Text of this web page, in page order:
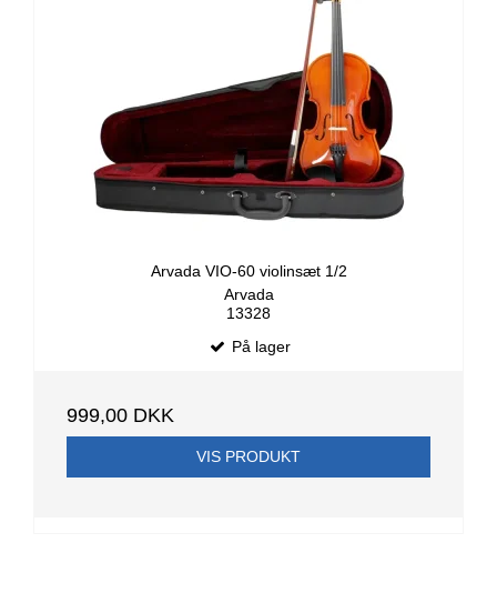
Arvada VIO-60 violinsæt 1/2
Arvada
13328
På lager
999,00 DKK
VIS PRODUKT